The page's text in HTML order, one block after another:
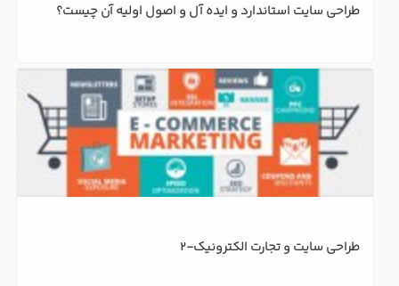
طراحی سایت استاندارد و ایده آل و اصول اولیه آن چیست؟
طراحی سایت و تجارت الکترونیک-2